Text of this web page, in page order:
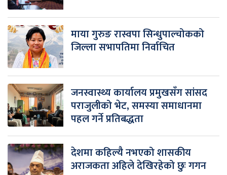
माया गुरुङ रास्वपा सिन्धुपाल्चोकको
जिल्ला सभापतिमा निर्वाचित
जनस्वास्थ्य कार्यालय प्रमुखसँग सांसद
पराजुलीको भेट, समस्या समाधानमा
पहल गर्ने प्रतिबद्धता
देशमा कहिल्यै नभएको शासकीय
अराजकता अहिले देखिरहेको छुः गगन